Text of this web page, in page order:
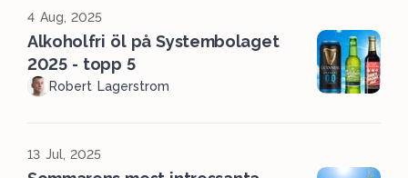
4 Aug, 2025
Alkoholfri öl på Systembolaget
2025 - topp 5
Robert Lagerstrom
13 Jul, 2025